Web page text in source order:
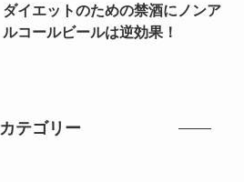
ダイエットのための禁酒にノンア
ルコールビールは逆効果！
カテゴリー